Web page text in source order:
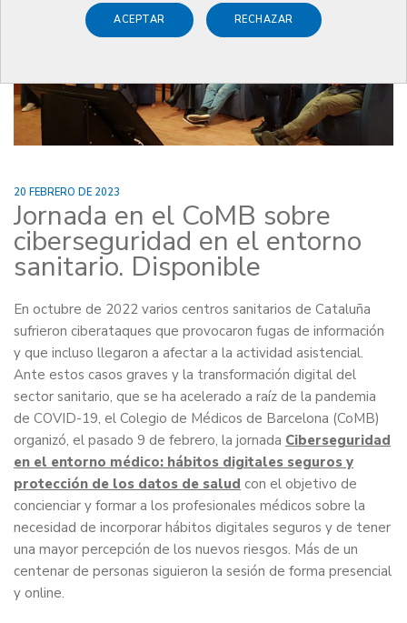
ACEPTAR RECHAZAR
20 FEBRERO DE 2023
Jornada en el CoMB sobre
ciberseguridad en el entorno
sanitario. Disponible
En octubre de 2022 varios centros sanitarios de Cataluña
sufrieron ciberataques que provocaron fugas de información
y que incluso llegaron a afectar a la actividad asistencial.
Ante estos casos graves y la transformación digital del
sector sanitario, que se ha acelerado a raíz de la pandemia
de COVID-19, el Colegio de Médicos de Barcelona (CoMB)
organizó, el pasado 9 de febrero, la jornada Ciberseguridad
en el entorno médico: hábitos digitales seguros y
protección de los datos de salud con el objetivo de
concienciar y formar a los profesionales médicos sobre la
necesidad de incorporar hábitos digitales seguros y de tener
una mayor percepción de los nuevos riesgos. Más de un
centenar de personas siguieron la sesión de forma presencial
y online.